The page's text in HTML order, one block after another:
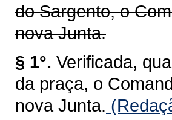
do Sargento, o
nova Junta.
§ 1°. Verificada,
da praça, o
nova Junta.